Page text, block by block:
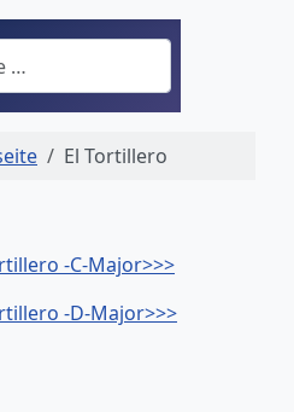
El Tortillero
-C-Major>>>
-D-Major>>>